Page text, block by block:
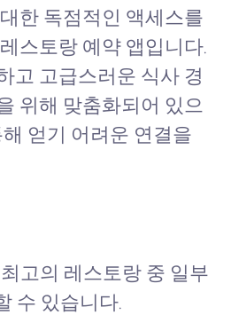
한 독점적인 액세스를
스토랑 예약 앱입니다.
고 고급스러운 식사 경
위해 맞춤화되어 있으
얻기 어려운 연결을
고의 레스토랑 중 일부
수 있습니다.